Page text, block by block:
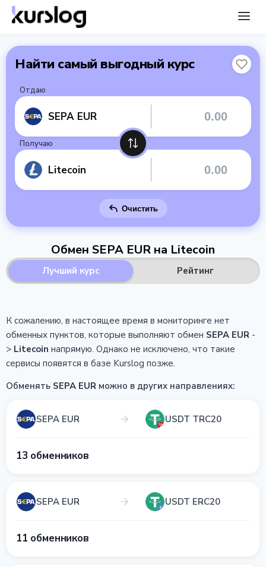
Найти самый выгодный курс
Отдаю
SEPA EUR
Получаю
Litecoin
Очистить
Обмен SEPA EUR на Litecoin
Лучший курс Рейтинг
К сожалению, в настоящее время в мониторинге нет
обменных пунктов, которые выполняют обмен SEPA EUR -
> Litecoin напрямую. Однако не исключено, что такие
сервисы появятся в базе Kurslog позже.
Обменять SEPA EUR можно в других направлениях:
SEPA EUR USDT TRC20
13 обменников
SEPA EUR USDT ERC20
11 обменников